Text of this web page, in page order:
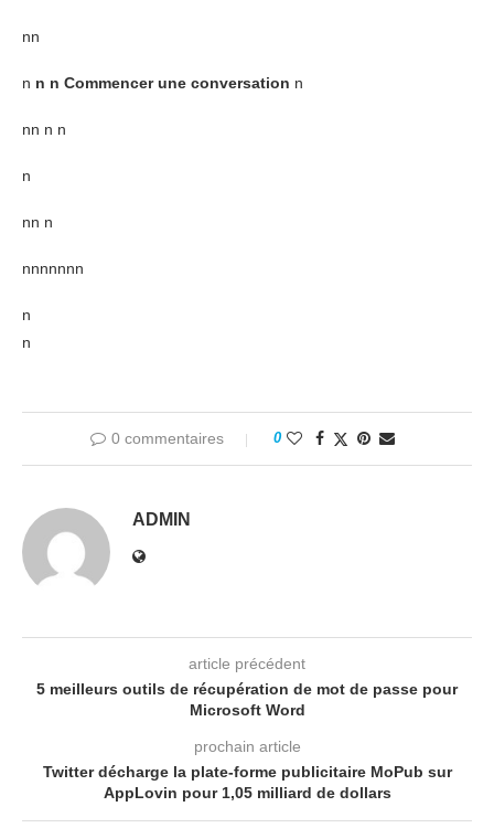
nn
n n n Commencer une conversation n
nn n n
n
nn n
nnnnnnn
n
n
0 commentaires 0
ADMIN
article précédent
5 meilleurs outils de récupération de mot de passe pour
Microsoft Word
prochain article
Twitter décharge la plate-forme publicitaire MoPub sur
AppLovin pour 1,05 milliard de dollars